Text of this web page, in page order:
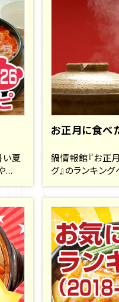
い夏
...
お正月に食べ
鍋情報館『お正
グ』のランキン